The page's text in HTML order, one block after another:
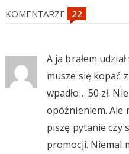
KOMENTARZE
A ja brałem
musze się kopać
wpadło… 50 zł.
opóźnieniem. Ale
piszę pytanie czy
promocji. Niemal